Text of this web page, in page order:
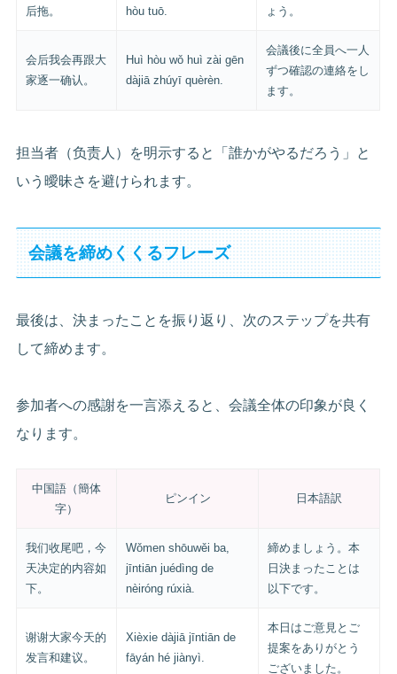
后拖。
hòu tuō.
ょう。
会后我会再跟大
家逐一确认。
Huì hòu wǒ huì zài gēn
dàjiā zhúyī quèrèn.
会議後に全員へ一人
ずつ確認の連絡をし
ます。
担当者（负责人）を明示すると「誰かがやるだろう」と
いう曖昧さを避けられます。
会議を締めくくるフレーズ
最後は、決まったことを振り返り、次のステップを共有
して締めます。
参加者への感謝を一言添えると、会議全体の印象が良く
なります。
中国語（簡体
字）
ピンイン 日本語訳
我们收尾吧，今
天决定的内容如
下。
Wǒmen shōuwěi ba,
jīntiān juédìng de
nèiróng rúxià.
締めましょう。本
日決まったことは
以下です。
谢谢大家今天的
发言和建议。
Xièxie dàjiā jīntiān de
fāyán hé jiànyì.
本日はご意見とご
提案をありがとう
ございました。